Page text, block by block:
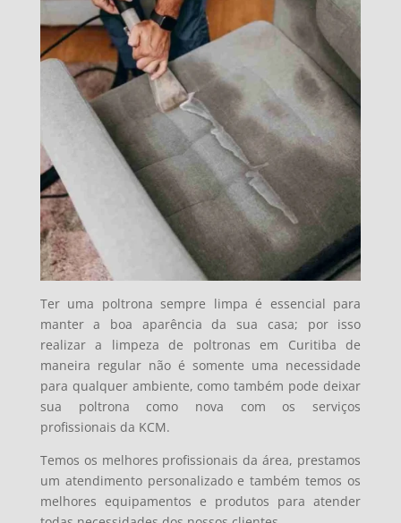
Ter uma poltrona sempre limpa é essencial para
manter a boa aparência da sua casa; por isso
realizar a limpeza de poltronas em Curitiba de
maneira regular não é somente uma necessidade
para qualquer ambiente, como também pode deixar
sua poltrona como nova com os serviços
profissionais da KCM.
Temos os melhores profissionais da área, prestamos
um atendimento personalizado e também temos os
melhores equipamentos e produtos para atender